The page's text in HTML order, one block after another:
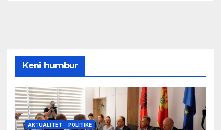
Keni humbur
AKTUALITET POLITIKË